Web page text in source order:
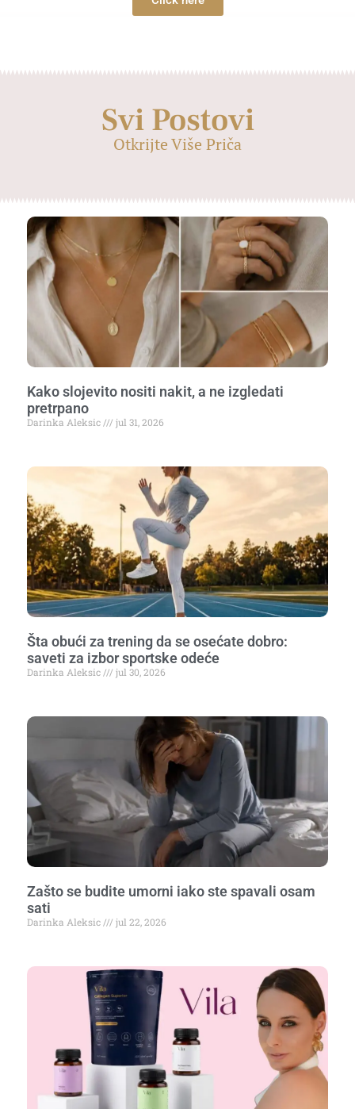
Svi Postovi
Otkrijte Više Priča
Kako slojevito nositi nakit, a ne izgledati
pretrpano
Darinka Aleksic jul 31, 2026
Šta obući za trening da se osećate dobro:
saveti za izbor sportske odeće
Darinka Aleksic jul 30, 2026
Zašto se budite umorni iako ste spavali osam
sati
Darinka Aleksic jul 22, 2026